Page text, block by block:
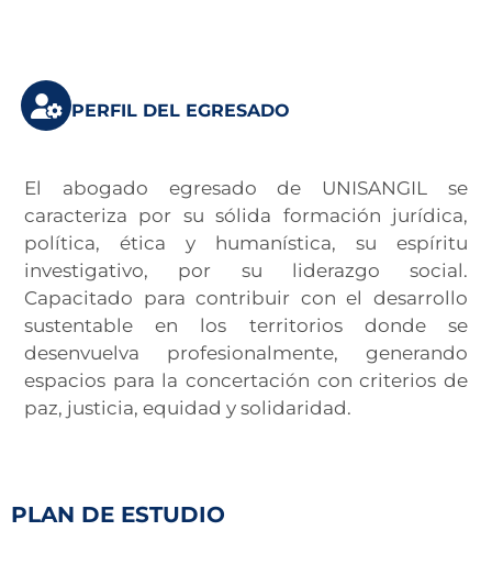
PERFIL DEL EGRESADO
El abogado egresado de UNISANGIL se
caracteriza por su sólida formación jurídica,
política, ética y humanística, su espíritu
investigativo, por su liderazgo social.
Capacitado para contribuir con el desarrollo
sustentable en los territorios donde se
desenvuelva profesionalmente, generando
espacios para la concertación con criterios de
paz, justicia, equidad y solidaridad.
PLAN DE ESTUDIO